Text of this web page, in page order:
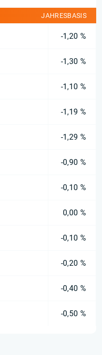
JAHRESBASIS
-1,20 %
-1,30 %
-1,10 %
-1,19 %
-1,29 %
-0,90 %
-0,10 %
0,00 %
-0,10 %
-0,20 %
-0,40 %
-0,50 %